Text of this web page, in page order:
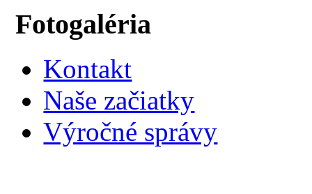
Fotogaléria
Kontakt
Naše začiatky
Výročné správy